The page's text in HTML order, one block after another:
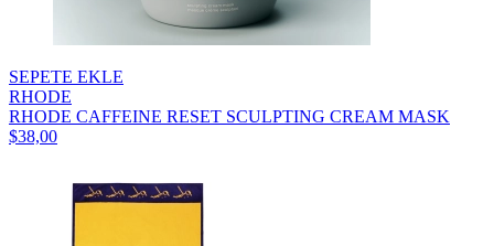
SEPETE EKLE
RHODE
RHODE CAFFEINE RESET SCULPTING CREAM MASK
$38,00